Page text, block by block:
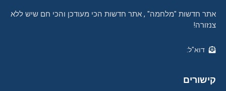
אתר חדשות "מלחמה" , אתר חדשות הכי מעודכן והכי חם שיש ללא
צנזורה!
דוא"ל:
קישורים